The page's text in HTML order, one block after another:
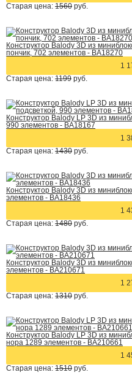
Старая цена: 1560 руб.
Конструктор Balody 3D из
пончик, 702 элементов - BA18270
1
Старая цена: 1199 руб.
Конструктор Balody LP 3D из
990 элементов - BA18167
1
Старая цена: 1430 руб.
Конструктор Balody 3D из
элементов - BA18436
1
Старая цена: 1480 руб.
Конструктор Balody 3D из
элементов - BA210671
1
Старая цена: 1310 руб.
Конструктор Balody LP 3D из
нора 1289 элементов - BA210661
1
Старая цена: 1510 руб.